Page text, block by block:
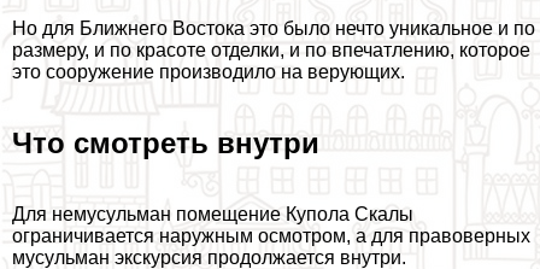
Но для Ближнего Востока это было нечто уникальное и по
размеру, и по красоте отделки, и по впечатлению, которое
это сооружение производило на верующих.
Что смотреть внутри
Для немусульман помещение Купола Скалы
ограничивается наружным осмотром, а для правоверных
мусульман экскурсия продолжается внутри.